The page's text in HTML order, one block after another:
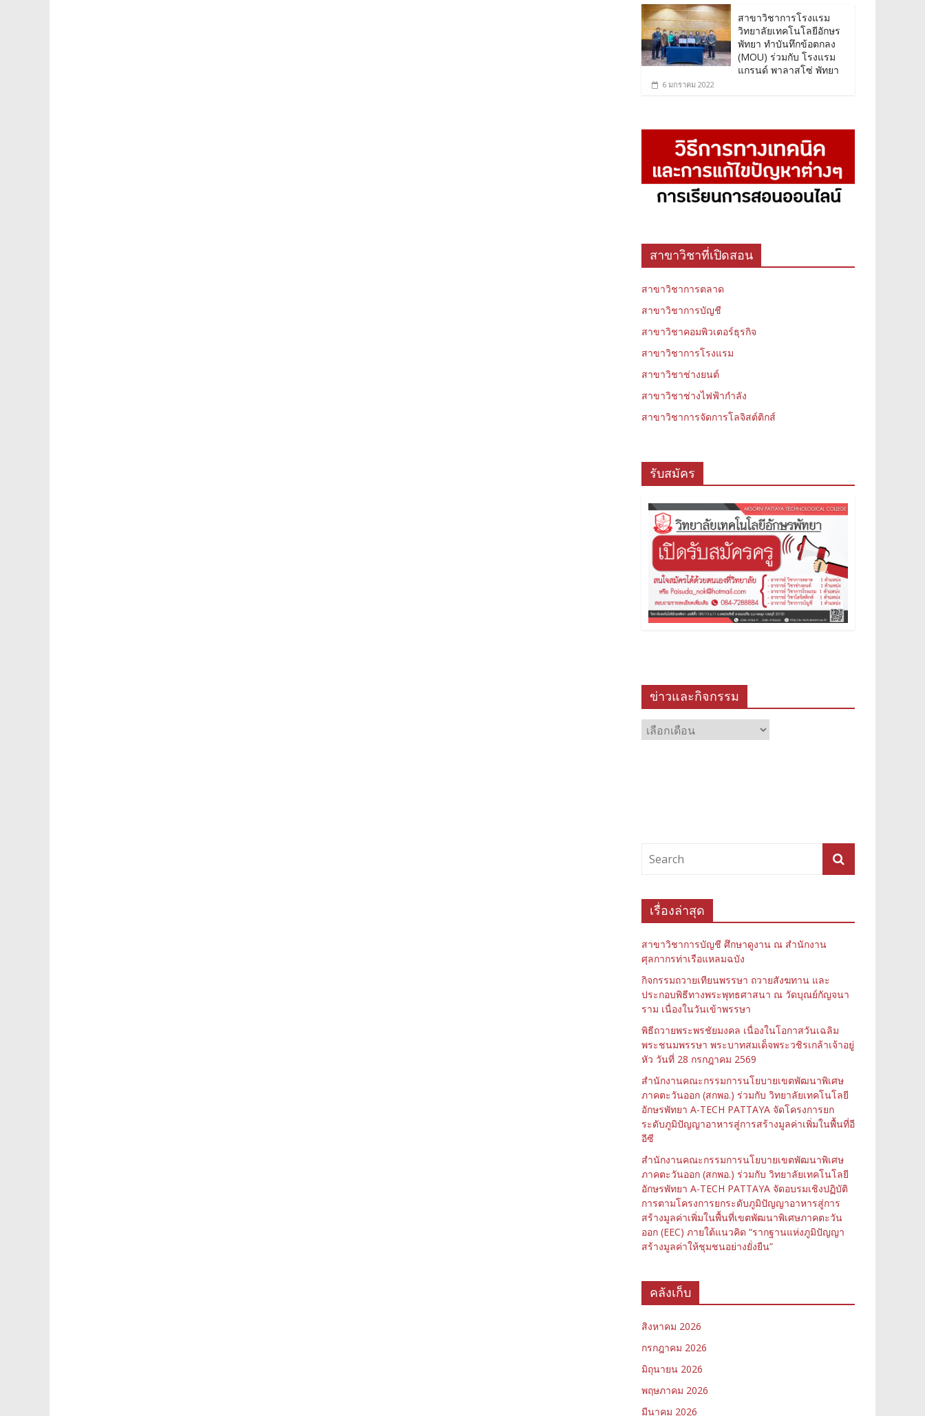
สาขาวิชาการโรงแรม
วิทยาลัยเทคโนโลยีอักษร
พัทยา ทำบันทึกข้อตกลง
(MOU) ร่วมกับ โรงแรม
แกรนด์ พาลาสโซ่ พัทยา
6 มกราคม 2022
สาขาวิชาที่เปิดสอน
สาขาวิชาการตลาด
สาขาวิชาการบัญชี
สาขาวิชาคอมพิวเตอร์ธุรกิจ
สาขาวิชาการโรงแรม
สาขาวิชาช่างยนต์
สาขาวิชาช่างไฟฟ้ากำลัง
สาขาวิชาการจัดการโลจิสต์ติกส์
รับสมัคร
ข่าวและกิจกรรม
ข่าว
และ
เรื่องล่าสุด
สาขาวิชาการบัญชี ศึกษาดูงาน ณ สำนักงาน
ศุลกากรท่าเรือแหลมฉบัง
กิจกรรมถวายเทียนพรรษา ถวายสังฆทาน และ
ประกอบพิธีทางพระพุทธศาสนา ณ วัดบุณย์กัญจนา
ราม เนื่องในวันเข้าพรรษา
พิธีถวายพระพรชัยมงคล เนื่องในโอกาสวันเฉลิม
พระชนมพรรษา พระบาทสมเด็จพระวชิรเกล้าเจ้าอยู่
หัว วันที่ 28 กรกฎาคม 2569
สำนักงานคณะกรรมการนโยบายเขตพัฒนาพิเศษ
ภาคตะวันออก (สกพอ.) ร่วมกับ วิทยาลัยเทคโนโลยี
อักษรพัทยา A-TECH PATTAYA จัดโครงการยก
ระดับภูมิปัญญาอาหารสู่การสร้างมูลค่าเพิ่มในพื้นที่อี
อีซี
สำนักงานคณะกรรมการนโยบายเขตพัฒนาพิเศษ
ภาคตะวันออก (สกพอ.) ร่วมกับ วิทยาลัยเทคโนโลยี
อักษรพัทยา A-TECH PATTAYA จัดอบรมเชิงปฏิบัติ
การตามโครงการยกระดับภูมิปัญญาอาหารสู่การ
สร้างมูลค่าเพิ่มในพื้นที่เขตพัฒนาพิเศษภาคตะวัน
ออก (EEC) ภายใต้แนวคิด “รากฐานแห่งภูมิปัญญา
สร้างมูลค่าให้ชุมชนอย่างยั่งยืน”
คลังเก็บ
สิงหาคม 2026
กรกฎาคม 2026
มิถุนายน 2026
พฤษภาคม 2026
มีนาคม 2026